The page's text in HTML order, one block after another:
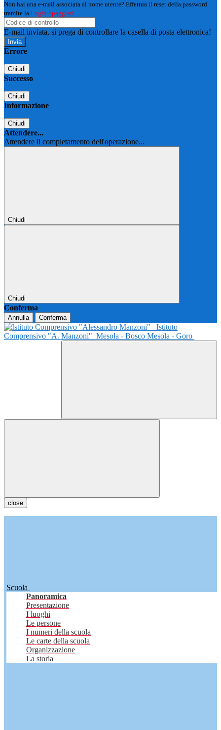
Non hai una e-mail associata al nome utente? Effettua il reset della password
tramite la Login Spaggiari
E-mail inviata, si prega di controllare la casella di posta elettronica!
Errore
Chiudi
Successo
Chiudi
Informazione
Chiudi
Attendere...
Attendere il completamento dell'operazione...
Chiudi
Chiudi
Conferma
Annulla Conferma
Istituto
Comprensivo "A. Manzoni" Mesola - Bosco Mesola - Goro
close
Scuola
Panoramica
Presentazione
I luoghi
Le persone
I numeri della scuola
Le carte della scuola
Organizzazione
La storia